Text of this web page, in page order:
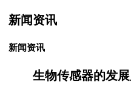
新闻资讯
新闻资讯
生物传感器的发